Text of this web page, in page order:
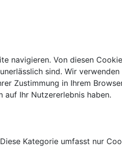
navigieren. Von diesen
sind. Wir
Zustimmung in Ihrem
auf Ihr Nutzererlebnis haben.
Kategorie umfasst nur